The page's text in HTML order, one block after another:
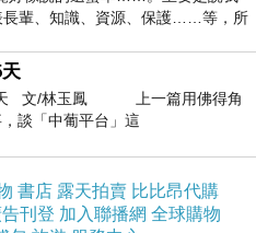
址
長輩、知識、資源、保護……等，所
天 文/林玉鳳 上一篇用佛得角
談「中葡平台」這
書店 露天拍賣 比比昂代購
告刊登 加入聯播網 全球購物